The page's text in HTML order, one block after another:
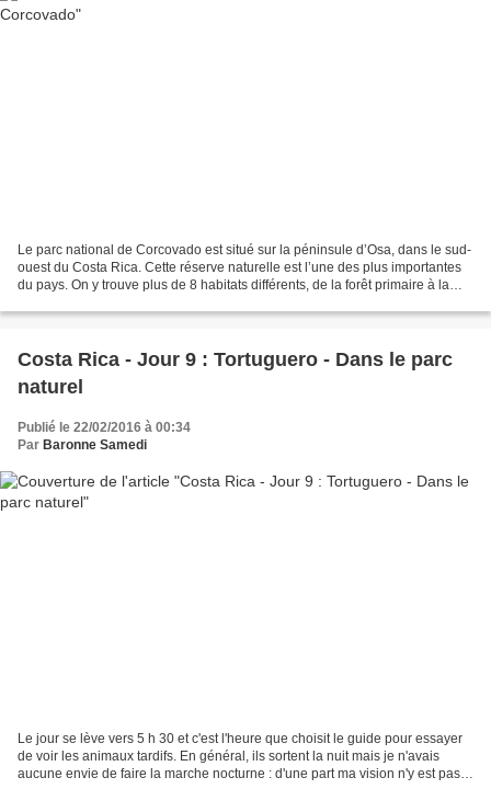
Le parc national de Corcovado est situé sur la péninsule d’Osa, dans le sud-
ouest du Costa Rica. Cette réserve naturelle est l’une des plus importantes
du pays. On y trouve plus de 8 habitats différents, de la forêt primaire à la
Costa Rica - Jour 9 : Tortuguero - Dans le parc
naturel
Publié le 22/02/2016 à 00:34
Par Baronne Samedi
Le jour se lève vers 5 h 30 et c'est l'heure que choisit le guide pour essayer
de voir les animaux tardifs. En général, ils sortent la nuit mais je n'avais
aucune envie de faire la marche nocturne : d'une part ma vision n'y est pas